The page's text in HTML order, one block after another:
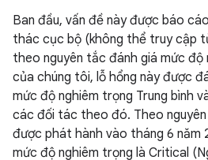
Ban đầu, vấn đề này được báo
thác cục bộ (không thể truy cập
theo nguyên tắc đánh giá mức
của chúng tôi, lỗ hổng này được
mức độ nghiêm trọng Trung bình
các đối tác theo đó. Theo
được phát hành vào tháng 6 năm
mức độ nghiêm trọng là Critical